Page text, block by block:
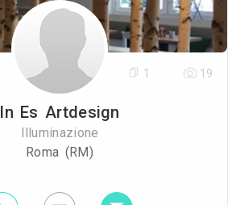
In Es Artdesign
Illuminazione
Roma (RM)
1 19